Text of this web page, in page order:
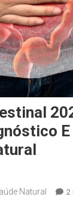
E
Natural 2